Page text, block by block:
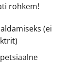
rohkem!
(ei